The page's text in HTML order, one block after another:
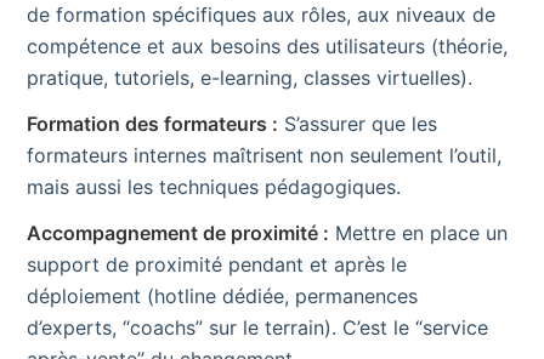
de formation spécifiques aux rôles, aux niveaux de
compétence et aux besoins des utilisateurs (théorie,
pratique, tutoriels, e-learning, classes virtuelles).
Formation des formateurs : S’assurer que les
formateurs internes maîtrisent non seulement l’outil,
mais aussi les techniques pédagogiques.
Accompagnement de proximité : Mettre en place un
support de proximité pendant et après le
déploiement (hotline dédiée, permanences
d’experts, “coachs” sur le terrain). C’est le “service